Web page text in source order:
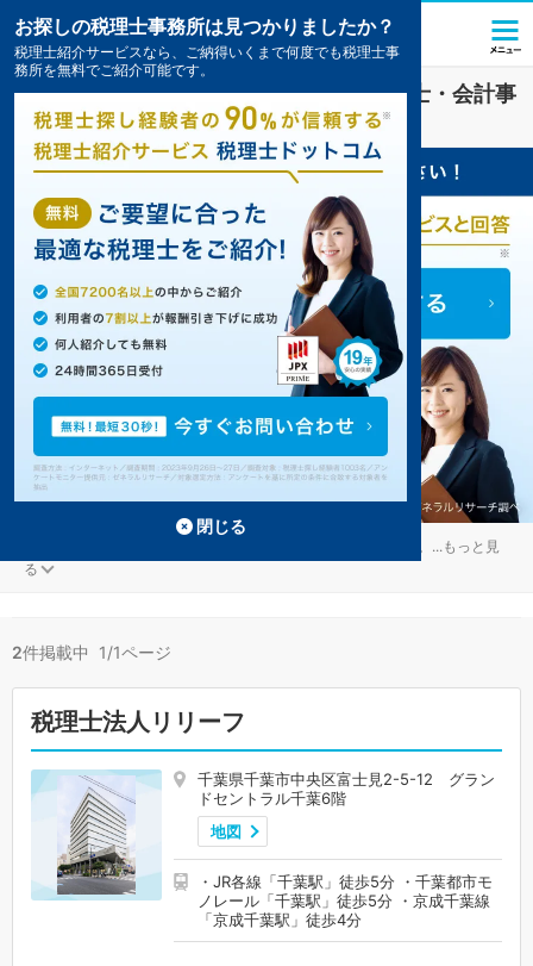
ファンド業界に強い千葉市中央区の税理士・会計事
務所の一覧 2件掲載中
ファンドが得意な千葉市中央区の事務所が2件見つかりました。 ...もっと見
る
2件掲載中 1/1ページ
税理士法人リリーフ
千葉県千葉市中央区富士見2-5-12 グラン
ドセントラル千葉6階
地図
・JR各線「千葉駅」徒歩5分 ・千葉都市モ
ノレール「千葉駅」徒歩5分 ・京成千葉線
「京成千葉駅」徒歩4分
お探しの税理士事務所は見つかりましたか？
税理士紹介サービスなら、ご納得いくまで何度でも税理士事
務所を無料でご紹介可能です。
閉じる